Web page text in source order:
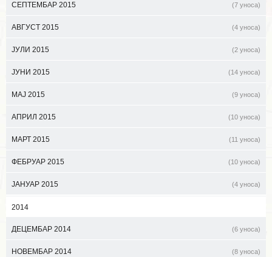
СЕПТЕМБАР 2015 (7 уноса)
АВГУСТ 2015 (4 уноса)
ЈУЛИ 2015 (2 уноса)
ЈУНИ 2015 (14 уноса)
МАЈ 2015 (9 уноса)
АПРИЛ 2015 (10 уноса)
МАРТ 2015 (11 уноса)
ФЕБРУАР 2015 (10 уноса)
ЈАНУАР 2015 (4 уноса)
2014
ДЕЦЕМБАР 2014 (6 уноса)
НОВЕМБАР 2014 (8 уноса)